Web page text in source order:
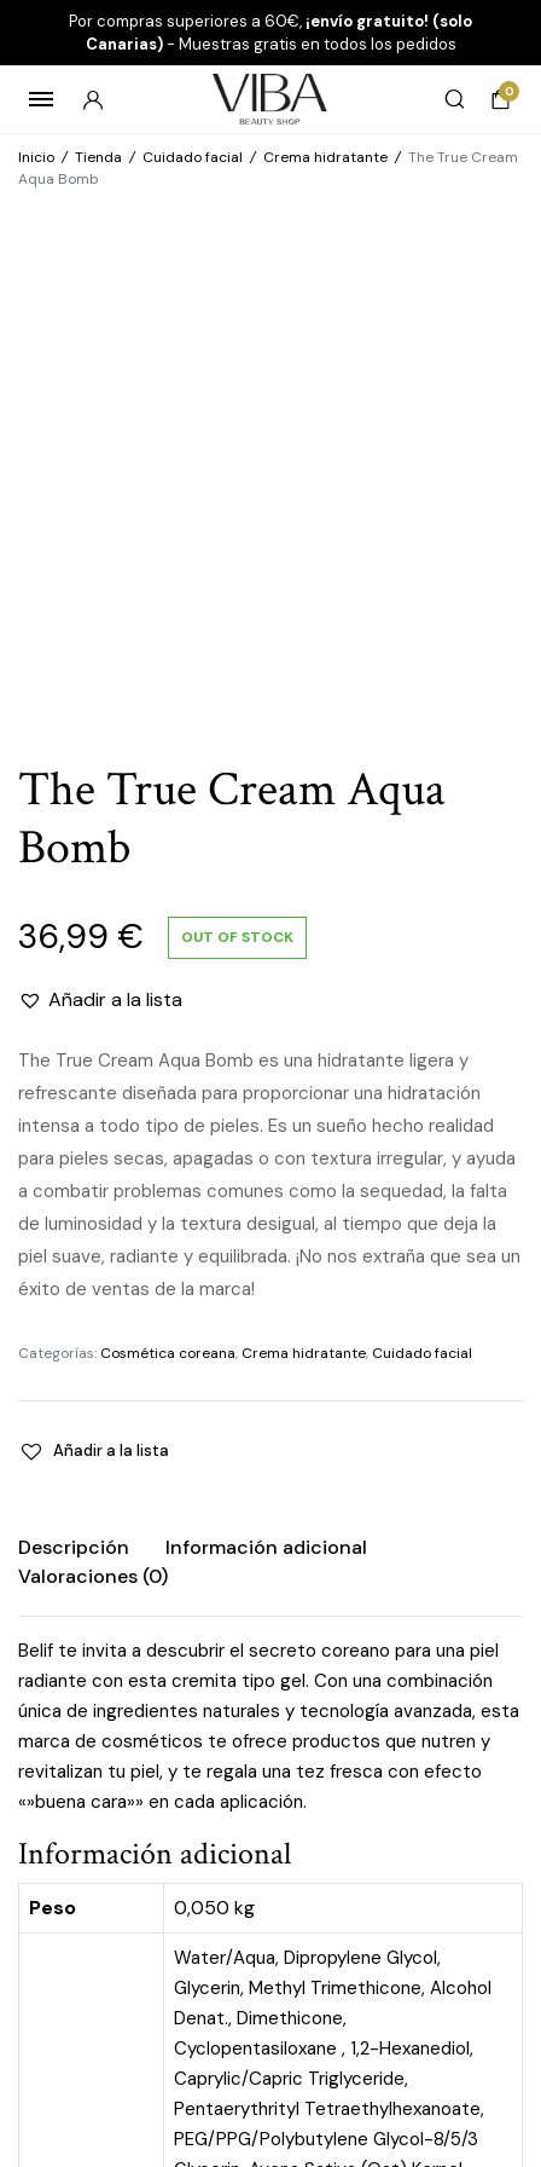
Por compras superiores a 60€, ¡envío gratuito! (solo
Canarias)- Muestras gratis en todos los pedidos
0
Inicio / Tienda / Cuidado facial / Crema hidratante / The True Cream
Aqua Bomb
The True Cream Aqua
Bomb
36,99 € OUT OF STOCK
Añadir a la lista
The True Cream Aqua Bomb es una hidratante ligera y
refrescante diseñada para proporcionar una hidratación
intensa a todo tipo de pieles. Es un sueño hecho realidad
para pieles secas, apagadas o con textura irregular, y ayuda
a combatir problemas comunes como la sequedad, la falta
de luminosidad y la textura desigual, al tiempo que deja la
piel suave, radiante y equilibrada. ¡No nos extraña que sea un
éxito de ventas de la marca!
Categorías: Cosmética coreana, Crema hidratante, Cuidado facial
Añadir a la lista
Descripción
Información adicional
Valoraciones (0)
Belif te invita a descubrir el secreto coreano para una piel
radiante con esta cremita tipo gel. Con una combinación
única de ingredientes naturales y tecnología avanzada, esta
marca de cosméticos te ofrece productos que nutren y
revitalizan tu piel, y te regala una tez fresca con efecto
«»buena cara»» en cada aplicación.
Información adicional
Peso 0,050 kg
Water/Aqua, Dipropylene Glycol,
Glycerin, Methyl Trimethicone, Alcohol
Denat., Dimethicone,
Cyclopentasiloxane , 1,2-Hexanediol,
Caprylic/Capric Triglyceride,
Pentaerythrityl Tetraethylhexanoate,
PEG/PPG/Polybutylene Glycol-8/5/3